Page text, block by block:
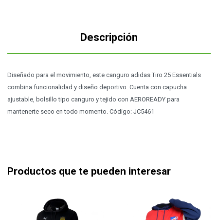
Descripción
Diseñado para el movimiento, este canguro adidas Tiro 25 Essentials
combina funcionalidad y diseño deportivo. Cuenta con capucha
ajustable, bolsillo tipo canguro y tejido con AEROREADY para
mantenerte seco en todo momento. Código: JC5461
Productos que te pueden interesar